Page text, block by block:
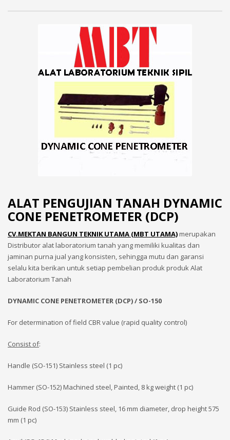
ALAT PENGUJIAN TANAH DYNAMIC
CONE PENETROMETER (DCP)
CV.MEKTAN BANGUN TEKNIK UTAMA (MBT UTAMA)merupakan
Distributor alat laboratorium tanah yang memiliki kualitas dan
jaminan purna jual yang konsisten, sehingga mutu dan garansi
selalu kita berikan untuk setiap pembelian produk produk Alat
Laboratorium Tanah
DYNAMIC CONE PENETROMETER (DCP) / SO-150
For determination of field CBR value (rapid quality control)
Consist of:
Handle (SO-151) Stainless steel (1 pc)
Hammer (SO-152) Machined steel, Painted, 8 kg weight (1 pc)
Guide Rod (SO-153) Stainless steel, 16 mm diameter, drop height 575
mm (1 pc)